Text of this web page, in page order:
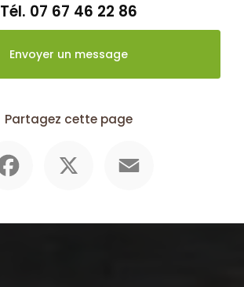
Tél. 07 67 46 22 86
Envoyer un message
Partagez cette page